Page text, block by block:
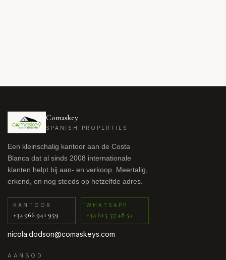
Comaskey
SPANISH PROPERTIES
Een kleinschalig kantoor aan de Costa
Blanca dat al sinds 2008 internationale
klanten helpt bij aan- en verkoop. Meertalig,
erkend, en nog steeds op hetzelfde adres.
KANTOOR
+34 966 941 959
WHATSAPP
+34 615 57 48 54
nicola.dodson@comaskeys.com
AANBOD